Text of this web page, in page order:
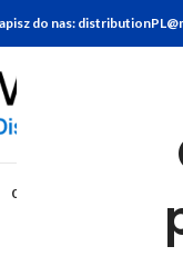
do nas:
0,33L